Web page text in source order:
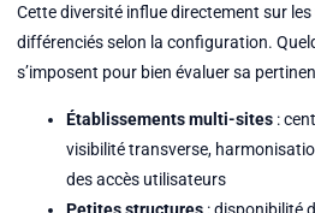
Cette diversité influe directement sur
différenciés selon la configuration.
s’imposent pour bien évaluer sa
Établissements multi-sites:
visibilité transverse,
des accès utilisateurs
Petites structures: disponibilité